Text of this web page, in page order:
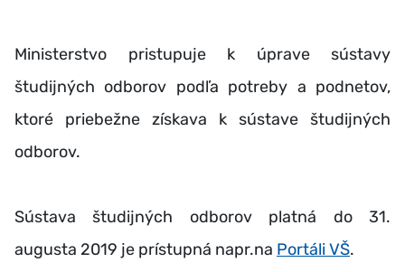
Ministerstvo pristupuje k úprave sústavy
študijných odborov podľa potreby a podnetov,
ktoré priebežne získava k sústave študijných
odborov.
Sústava študijných odborov platná do 31.
augusta 2019 je prístupná napr.na Portáli VŠ.